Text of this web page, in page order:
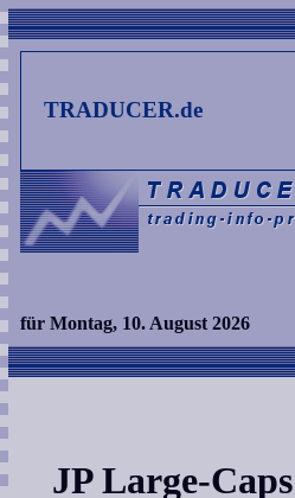
TRADUCER.de
für Montag, 10. August 2026
JP Large-